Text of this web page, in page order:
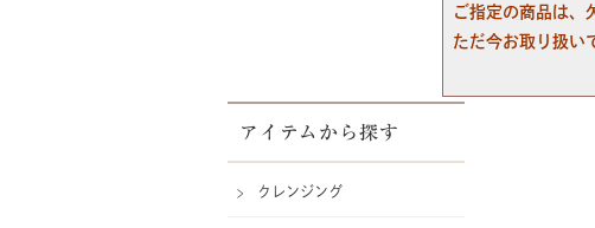
ご指定の商品は、
ただ今お取り扱い
アイテムから探す
クレンジング